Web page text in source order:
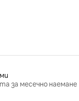
за месечно наемане